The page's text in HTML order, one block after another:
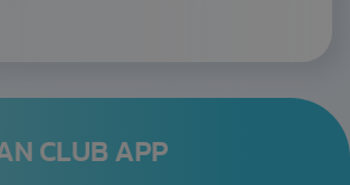
CLUB APP